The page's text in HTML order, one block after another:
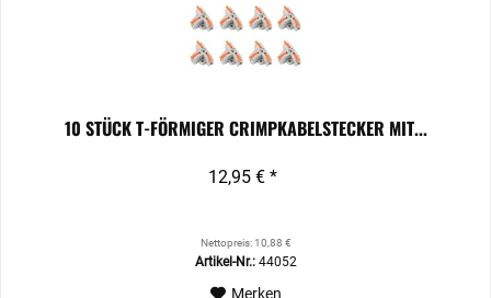
10 STÜCK T-FÖRMIGER CRIMPKABELSTECKER MIT...
12,95 € *
Nettopreis: 10,88 €
Artikel-Nr.:44052
Merken